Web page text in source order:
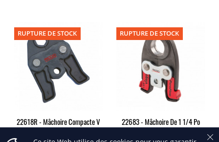
22618R - Mâchoire Compacte V
RUPTURE DE STOCK
22683 - Mâchoire De 1 1/4 Po
RUPTURE DE STOCK